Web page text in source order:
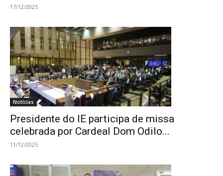
17/12/2025
Notícias
Presidente do IE participa de missa
celebrada por Cardeal Dom Odilo...
11/12/2025